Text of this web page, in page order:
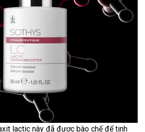
lactic này đã được bào chế để tinh